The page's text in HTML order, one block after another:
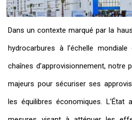
Dans un contexte marqué par la
hydrocarbures à l’échelle
chaînes d’approvisionnement,
majeurs pour sécuriser ses
les équilibres économiques.